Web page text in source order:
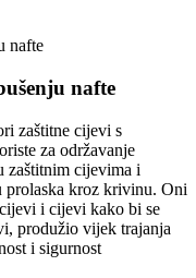
nafte
zaštitne cijevi s
za održavanje
zaštitnim cijevima i
prolaska kroz krivinu. Oni
i cijevi kako bi se
produžio vijek trajanja
i sigurnost